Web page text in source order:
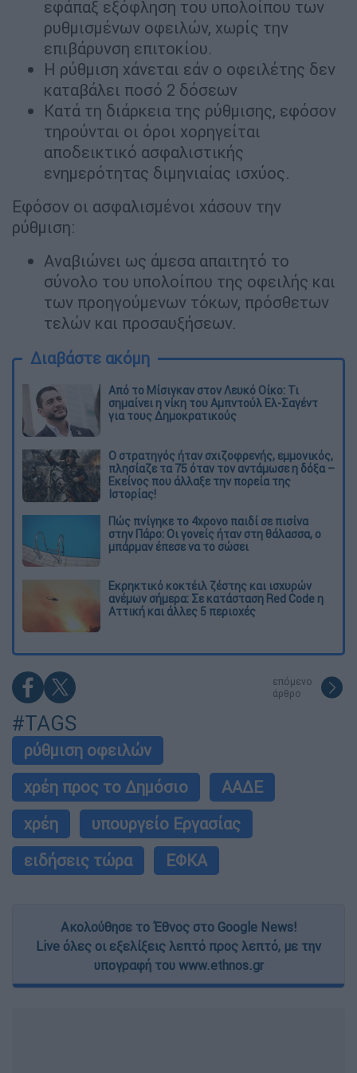
εφάπαξ εξόφληση του υπολοίπου των
ρυθμισμένων οφειλών, χωρίς την
επιβάρυνση επιτοκίου.
Η ρύθμιση χάνεται εάν ο οφειλέτης δεν
καταβάλει ποσό 2 δόσεων
Κατά τη διάρκεια της ρύθμισης, εφόσον
τηρούνται οι όροι χορηγείται
αποδεικτικό ασφαλιστικής
ενημερότητας διμηνιαίας ισχύος.
Εφόσον οι ασφαλισμένοι χάσουν την
ρύθμιση:
Αναβιώνει ως άμεσα απαιτητό το
σύνολο του υπολοίπου της οφειλής και
των προηγούμενων τόκων, πρόσθετων
τελών και προσαυξήσεων.
Διαβάστε ακόμη
Από το Μίσιγκαν στον Λευκό Οίκο: Τι
σημαίνει η νίκη του Αμπντούλ Ελ-Σαγέντ
για τους Δημοκρατικούς
O στρατηγός ήταν σχιζοφρενής, εμμονικός,
πλησίαζε τα 75 όταν τον αντάμωσε η δόξα –
Εκείνος που άλλαξε την πορεία της
Ιστορίας!
Πώς πνίγηκε το 4χρονο παιδί σε πισίνα
στην Πάρο: Οι γονείς ήταν στη θάλασσα, ο
μπάρμαν έπεσε να το σώσει
Εκρηκτικό κοκτέιλ ζέστης και ισχυρών
ανέμων σήμερα: Σε κατάσταση Red Code η
Αττική και άλλες 5 περιοχές
επόμενο
άρθρο
#TAGS
ρύθμιση οφειλών
χρέη προς το Δημόσιο
ΑΑΔΕ
χρέη
υπουργείο Εργασίας
ειδήσεις τώρα
ΕΦΚΑ
Ακολούθησε το Έθνος στο Google News!
Live όλες οι εξελίξεις λεπτό προς λεπτό, με την
υπογραφή του www.ethnos.gr